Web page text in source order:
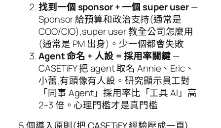
找到一個 sponsor + 一個 super user—
Sponsor 給預算和政治支持(通常是
COO/CIO),super user 教全公司怎麼用
(通常是 PM 出身)。少一個都會失敗
Agent 命名 + 人設 = 採用率關鍵—
CASETiFY 把 agent 取名 Annie、Eric、
小蕾,有頭像有人設。研究顯示員工對
「同事 Agent」採用率比「工具 AI」高
2–3 倍。心理門檻才是真門檻